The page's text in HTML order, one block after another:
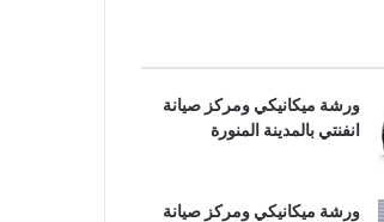
ورشة ميكانيكي ومركز صيانة
انفنتي بالمدينة المنورة
ورشة ميكانيكي ومركز صيانة